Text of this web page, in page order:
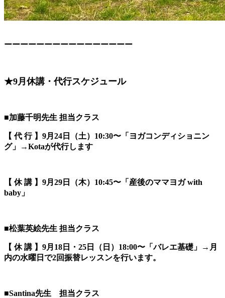
ーーーーーーーーーーーーーーーー
★9月休講・代行スケジュール
■加藤千明先生 担当クラス
【 代 行 】9月24日（土）10:30〜「 ヨガコンディショニン
グ」→Kotaが代行します
【 休 講 】9月29日（木）10:45〜「産後のママヨガ with
baby 」
■松葉英絵先生 担当クラス
【 休 講 】9月18日・25日（日）18:00〜「バレエ基礎 」→月
内の水曜日で2回振替レッスンを行います。
■Santina先生 担当クラス